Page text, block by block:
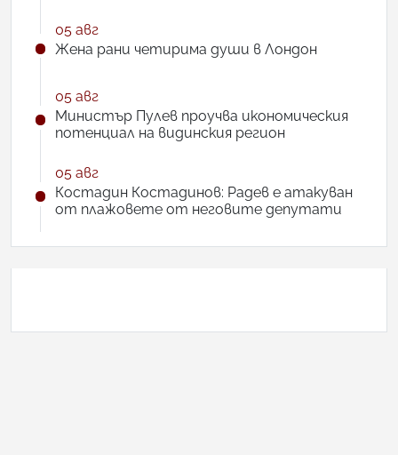
05 авг
Жена рани четирима души в Лондон
05 авг
Министър Пулев проучва икономическия
потенциал на видинския регион
05 авг
Костадин Костадинов: Радев е атакуван
от плажoвете от неговите депутати